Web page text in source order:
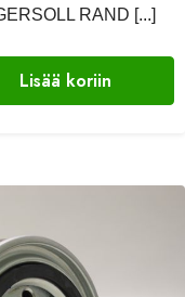
RAND [...]
Lisää koriin